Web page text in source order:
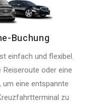
Buchung
einfach und flexibel.
Reiseroute oder eine
um eine entspannte
zu